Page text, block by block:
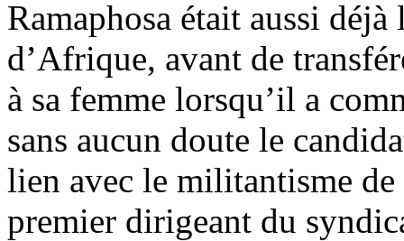
Ramaphosa était aussi
d’Afrique, avant de
à sa femme lorsqu’il a
sans aucun doute le
lien avec le militantisme de
premier dirigeant du